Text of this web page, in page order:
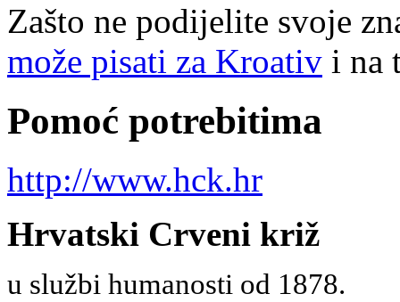
Zašto ne podijelite svoje
može pisati za Kroativ i na
Pomoć potrebitima
http://www.hck.hr
Hrvatski Crveni križ
u službi humanosti od 1878.